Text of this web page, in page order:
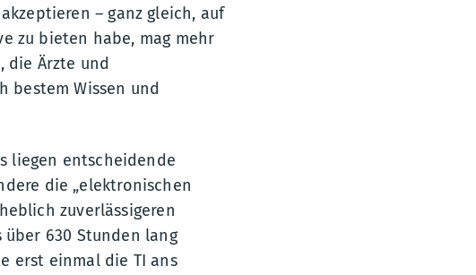
– ganz gleich, auf
zu bieten habe, mag mehr
Ärzte und
bestem Wissen und
liegen entscheidende
die „elektronischen
zuverlässigeren
über 630 Stunden lang
erst einmal die TI ans